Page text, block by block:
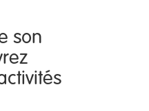
son